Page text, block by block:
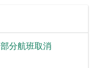
分航班取消